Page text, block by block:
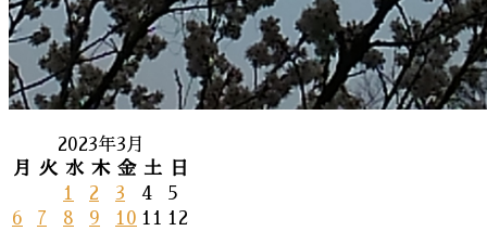
2023年3月
月
火 水 木 金 土 日
1 2 3 4
5
6
7 8 9 10 11 12